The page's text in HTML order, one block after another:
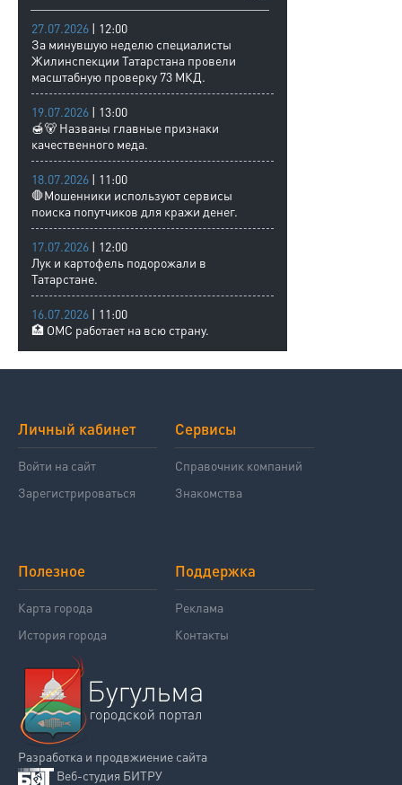
27.07.2026 | 12:00
За минувшую неделю специалисты
Жилинспекции Татарстана провели
масштабную проверку 73 МКД.
19.07.2026 | 13:00
🍯🐻 Названы главные признаки
качественного меда.
18.07.2026 | 11:00
🛑Мошенники используют сервисы
поиска попутчиков для кражи денег.
17.07.2026 | 12:00
Лук и картофель подорожали в
Татарстане.
16.07.2026 | 11:00
🏥 ОМС работает на всю страну.
Личный кабинет
Войти на сайт
Зарегистрироваться
Сервисы
Справочник компаний
Знакомства
Полезное
Карта города
История города
Поддержка
Реклама
Контакты
Разработка и продвжиение сайта
Веб-студия БИТРУ